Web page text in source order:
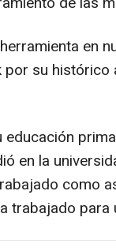
en
por su
en la
como
trabajado para